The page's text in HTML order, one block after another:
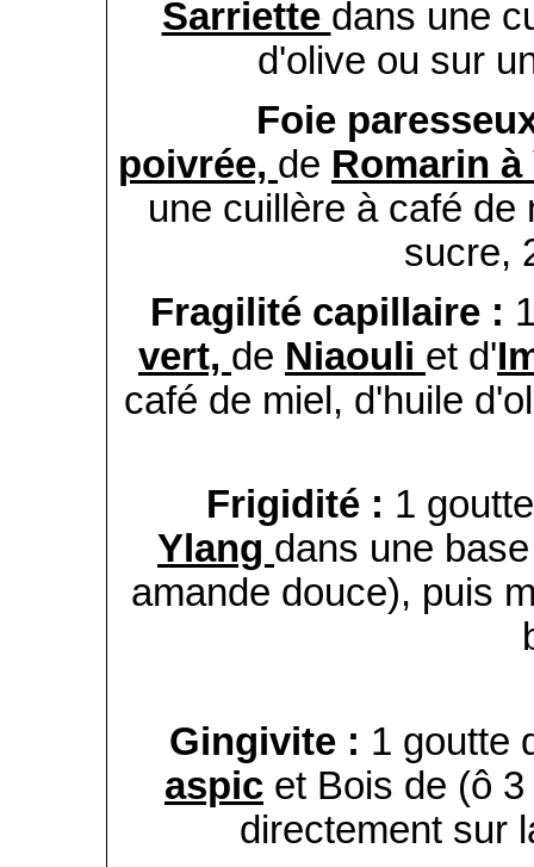
Sarriette dans une
d'olive ou sur
Foie
poivrée, de Romarin à
une cuillère à café de
sucre,
Fragilité capillaire :
vert, de Niaouli et d'
café de miel, d'huile
Frigidité : 1
Ylang dans une
amande douce), puis
Gingivite : 1 goutte
aspic et Bois de (ô
directement sur